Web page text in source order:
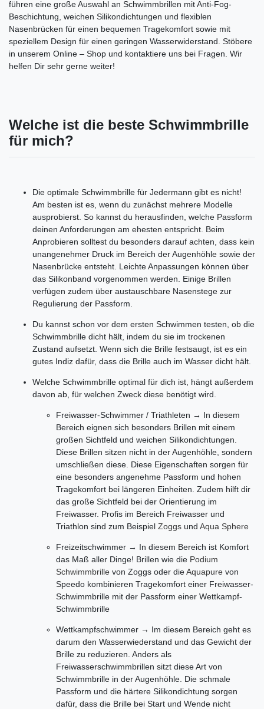
führen eine große Auswahl an Schwimmbrillen mit Anti-Fog-
Beschichtung, weichen Silikondichtungen und flexiblen
Nasenbrücken für einen bequemen Tragekomfort sowie mit
speziellem Design für einen geringen Wasserwiderstand. Stöbere
in unserem Online – Shop und kontaktiere uns bei Fragen. Wir
helfen Dir sehr gerne weiter!
Welche ist die beste Schwimmbrille
für mich?
Die optimale Schwimmbrille für Jedermann gibt es nicht!
Am besten ist es, wenn du zunächst mehrere Modelle
ausprobierst. So kannst du herausfinden, welche Passform
deinen Anforderungen am ehesten entspricht. Beim
Anprobieren solltest du besonders darauf achten, dass kein
unangenehmer Druck im Bereich der Augenhöhle sowie der
Nasenbrücke entsteht. Leichte Anpassungen können über
das Silikonband vorgenommen werden. Einige Brillen
verfügen zudem über austauschbare Nasenstege zur
Regulierung der Passform.
Du kannst schon vor dem ersten Schwimmen testen, ob die
Schwimmbrille dicht hält, indem du sie im trockenen
Zustand aufsetzt. Wenn sich die Brille festsaugt, ist es ein
gutes Indiz dafür, dass die Brille auch im Wasser dicht hält.
Welche Schwimmbrille optimal für dich ist, hängt außerdem
davon ab, für welchen Zweck diese benötigt wird.
Freiwasser-Schwimmer / Triathleten → In diesem
Bereich eignen sich besonders Brillen mit einem
großen Sichtfeld und weichen Silikondichtungen.
Diese Brillen sitzen nicht in der Augenhöhle, sondern
umschließen diese. Diese Eigenschaften sorgen für
eine besonders angenehme Passform und hohen
Tragekomfort bei längeren Einheiten. Zudem hilft dir
das große Sichtfeld bei der Orientierung im
Freiwasser. Profis im Bereich Freiwasser und
Triathlon sind zum Beispiel Zoggs und Aqua Sphere
Freizeitschwimmer → In diesem Bereich ist Komfort
das Maß aller Dinge! Brillen wie die Podium
Schwimmbrille von Zoggs oder dieAquapure von
Speedo kombinieren Tragekomfort einer Freiwasser-
Schwimmbrille mit der Passform einer Wettkampf-
Schwimmbrille
Wettkampfschwimmer → Im diesem Bereich geht es
darum den Wasserwiederstand und das Gewicht der
Brille zu reduzieren. Anders als
Freiwasserschwimmbrillen sitzt diese Art von
Schwimmbrille in der Augenhöhle. Die schmale
Passform und die härtere Silikondichtung sorgen
dafür, dass die Brille bei Start und Wende nicht